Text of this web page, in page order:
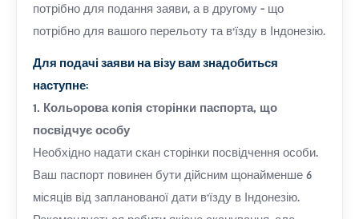
потрібно для подання заяви, а в другому - що
потрібно для вашого перельоту та в'їзду в Індонезію.
Для подачі заяви на візу вам знадобиться
наступне:
1. Кольорова копія сторінки паспорта, що
посвідчує особу
Необхідно надати скан сторінки посвідчення особи.
Ваш паспорт повинен бути дійсним щонайменше 6
місяців від запланованої дати в'їзду в Індонезію.